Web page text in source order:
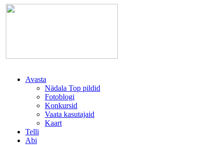
Avasta
Nädala Top pildid
Fotoblogi
Konkursid
Vaata kasutajaid
Kaart
Telli
Abi